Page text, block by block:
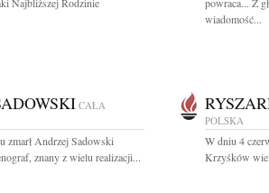
wiadomość...
CAŁA
zmarł Andrzej Sadowski
znany z wielu realizacji...
POLSKA
W dniu 4
Krzyśków